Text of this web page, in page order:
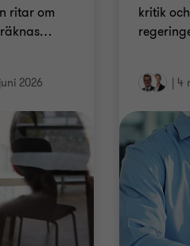
ritar om
…
2026
kritik
4